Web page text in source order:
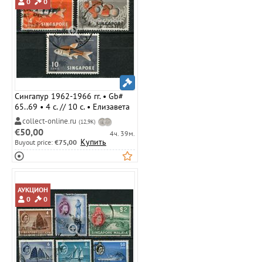
Сингапур 1962-1966 гг. • Gb#
65..69 • 4 c. // 10 c. • Елизавета
II • основной выпуск • рыбы ( 3
марки ) • Used VF ( кат.- £ 2 )
collect-online.ru (12,9K)
€50,00
4ч. 39м.
Buyout price: €75,00 Купить
АУКЦИОН
0
0